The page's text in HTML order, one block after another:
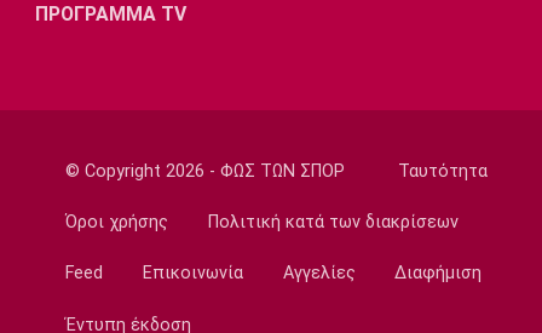
09:05
Χάντμπολ
επίπεδο»
08:35
ΠΡΟΓΡΑΜΜΑ TV
© Copyright 2026 - ΦΩΣ ΤΩΝ ΣΠΟΡ Ταυτότητα
Όροι χρήσης Πολιτική κατά των διακρίσεων
Feed Επικοινωνία Αγγελίες Διαφήμιση
Έντυπη έκδοση